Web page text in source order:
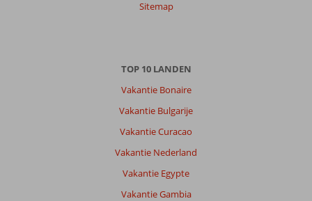
Sitemap
TOP 10 LANDEN
Vakantie Bonaire
Vakantie Bulgarije
Vakantie Curacao
Vakantie Nederland
Vakantie Egypte
Vakantie Gambia